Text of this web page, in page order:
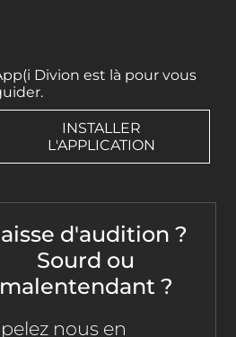
Divion est là pour vous
INSTALLER
L'APPLICATION
d'audition ?
Sourd ou
malentendant ?
nous en